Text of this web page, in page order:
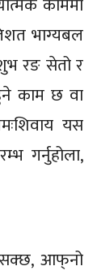
भाग्यबल
रङ सेतो र
काम छ वा
यस
गर्नुहोला,
सक्छ, आफ्‌नो